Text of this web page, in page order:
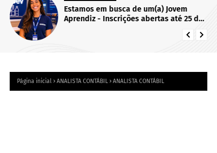
Estamos em busca de um(a) Jovem
Aprendiz - Inscrições abertas até 25 de
Página inicial ANALISTA CONTÁBIL ANALISTA CONTÁBIL